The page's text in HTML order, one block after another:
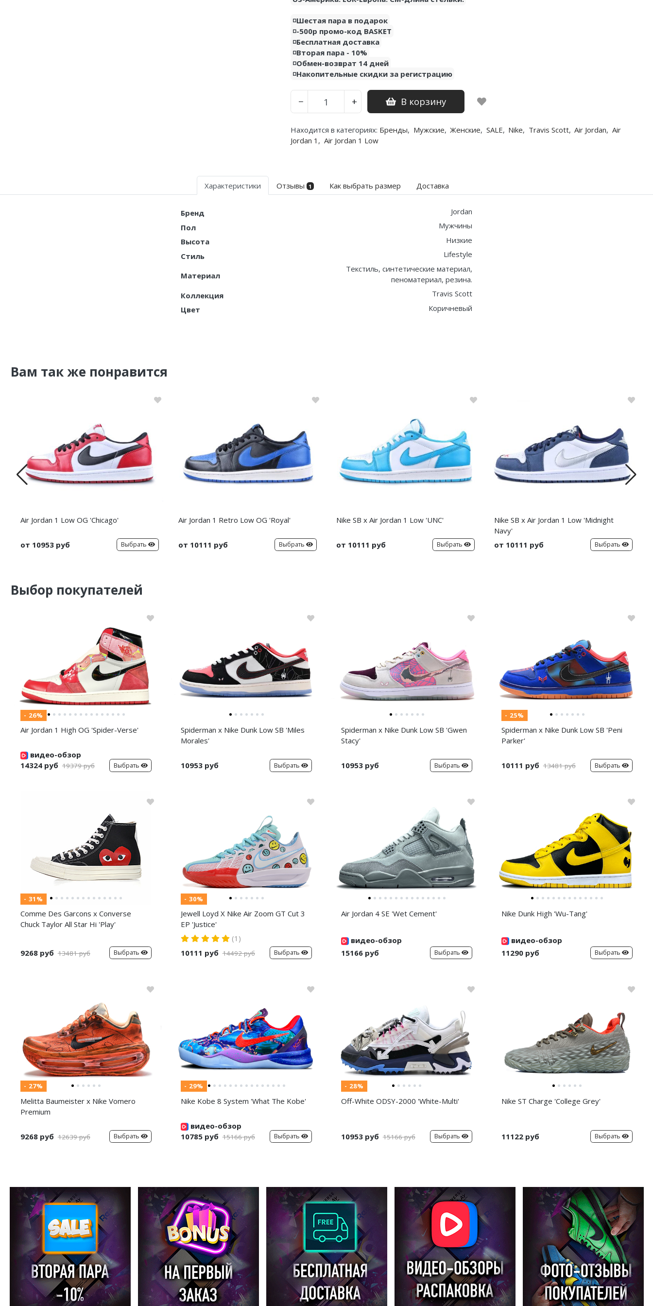
◽️Шестая пара в подарок
◽️-500р промо-код BASKET
◽️Бесплатная доставка
◽️Вторая пара - 10%
◽️Обмен-возврат 14 дней
◽️Накопительные скидки за регистрацию
− + В корзину
Находится в категориях: Бренды, Мужские, Женские, SALE, Nike, Travis Scott, Air Jordan, Air
Jordan 1 , Air Jordan 1 Low
Характеристики Отзывы 1 Как выбрать размер Доставка
Бренд
Jordan
Пол
Мужчины
Высота
Низкие
Стиль
Lifestyle
Материал
Текстиль, синтетические материал,
пеноматериал, резина.
Коллекция
Travis Scott
Цвет
Коричневый
Вам так же понравится
Air Jordan 1 Low OG 'Chicago'
от 10953 руб Выбрать
Air Jordan 1 Retro Low OG 'Royal'
от 10111 руб Выбрать
Nike SB x Air Jordan 1 Low 'UNC'
от 10111 руб Выбрать
Nike SB x Air Jordan 1 Low 'Midnight
Navy'
от 10111 руб
Выбрать
Выбор покупателей
- 26%
Air Jordan 1 High OG 'Spider-Verse'
видео-обзор
14324 руб 19379 руб Выбрать
Spiderman x Nike Dunk Low SB 'Miles
Morales'
10953 руб Выбрать
Spiderman x Nike Dunk Low SB 'Gwen
Stacy'
10953 руб Выбрать
- 25%
Spiderman x Nike Dunk Low SB 'Peni
Parker'
10111 руб 13481 руб Выбрать
- 31%
Comme Des Garcons x Converse
Chuck Taylor All Star Hi 'Play'
9268 руб 13481 руб Выбрать
- 30%
Jewell Loyd X Nike Air Zoom GT Cut 3
EP 'Justice'
(1)
10111 руб 14492 руб Выбрать
Air Jordan 4 SE 'Wet Cement'
видео-обзор
15166 руб
Выбрать
Nike Dunk High 'Wu-Tang'
видео-обзор
11290 руб
Выбрать
- 27%
Melitta Baumeister x Nike Vomero
Premium
9268 руб 12639 руб Выбрать
- 29%
Nike Kobe 8 System 'What The Kobe'
видео-обзор
10785 руб 15166 руб Выбрать
- 28%
Off-White ODSY-2000 'White-Multi'
10953 руб 15166 руб Выбрать
Nike ST Charge 'College Grey'
11122 руб Выбрать
Nike Freak